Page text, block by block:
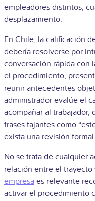
empleadores distintos,
desplazamiento.
En Chile, la calificación
debería resolverse por
conversación rápida con
el procedimiento,
reunir antecedentes
administrador evalúe el
acompañar al
frases tajantes como
exista una revisión formal.
No se trata de cualquier
relación entre el trayecto
empresa es relevante
activar el procedimiento